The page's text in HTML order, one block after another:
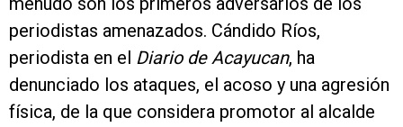
periodistas amenazados. Cándido Ríos,
periodista en el Diario de Acayucan, ha
denunciado los ataques, el acoso y una agresión
física, de la que considera promotor al alcalde